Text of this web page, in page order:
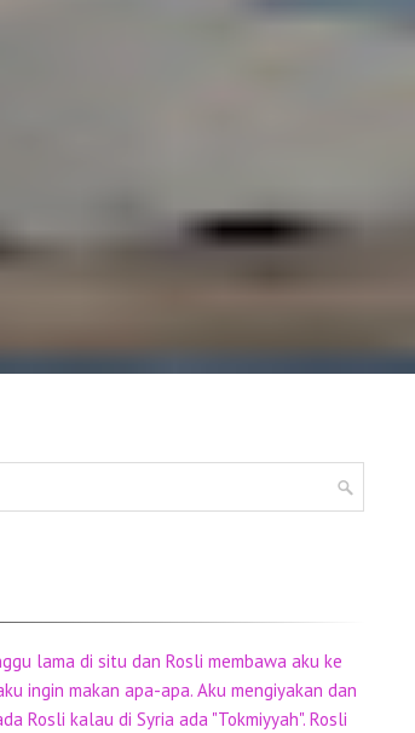
lama di situ dan Rosli membawa aku ke
ingin makan apa-apa. Aku mengiyakan dan
Rosli kalau di Syria ada "Tokmiyyah". Rosli